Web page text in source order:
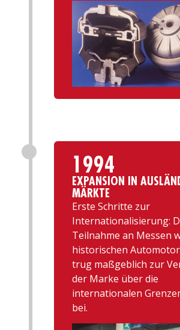
1994
EXPANSION IN
MÄRKTE
Erste Schritte zur
Internationalisierung:
Teilnahme an Messen
historischen
trug maßgeblich zur
der Marke über die
internationalen
bei.